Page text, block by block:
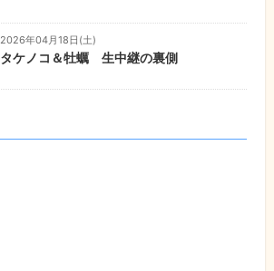
2026年04月18日(土)
タケノコ＆牡蠣 生中継の裏側